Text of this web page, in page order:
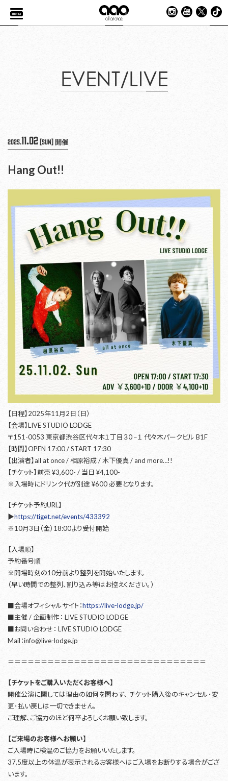
menu
EVENT/LIVE
2025.11.02[Sun]開催
Hang Out!!
【日程】2025年11月2日（日）
【会場】LIVE STUDIO LODGE
〒151-0053 東京都渋谷区代々木１丁目３０−１ 代々木パークビル B1F
【時間】OPEN 17:00 / START 17:30
【出演者】all at once / 相原裕成 / 木下優真 / and more…!!
【チケット】前売 ¥3,600- / 当日 ¥4,100-
※入場時にドリンク代が別途 ¥600 必要となります。
【チケット予約URL】
▶︎https://tiget.net/events/433392
※10月3日（金）18:00より受付開始
【入場順】
予約番号順
※開場時刻の10分前より整列を開始いたします。
（早い時間での整列、割り込み等はお控えください。）
■会場オフィシャルサイト：https://live-lodge.jp/
■主催 / 企画制作： LIVE STUDIO LODGE
■お問い合わせ： LIVE STUDIO LODGE
Mail：info@live-lodge.jp
＝＝＝＝＝＝＝＝＝＝＝＝＝＝＝＝＝＝＝＝＝＝＝＝＝＝＝＝＝＝
【チケットをご購入いただくお客様へ】
開催公演に関しては理由の如何を問わず､ チケット購入後のキャンセル･変
更･払い戻しは一切できません。
ご理解、ご協力のほど何卒よろしくお願い致します。
【ご来場のお客様へお願い】
ご入場時に検温のご協力をお願いいたします。
37.5度以上の体温が表示されるお客様へはご入場をお断りする場合がござ
います。